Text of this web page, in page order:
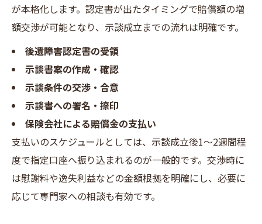
が本格化します。認定書が出たタイミングで賠償額の増
額交渉が可能となり、示談成立までの流れは明確です。
後遺障害認定書の受領
示談書案の作成・確認
示談条件の交渉・合意
示談書への署名・捺印
保険会社による賠償金の支払い
支払いのスケジュールとしては、示談成立後1〜2週間程
度で指定口座へ振り込まれるのが一般的です。交渉時に
は慰謝料や逸失利益などの金額根拠を明確にし、必要に
応じて専門家への相談も有効です。